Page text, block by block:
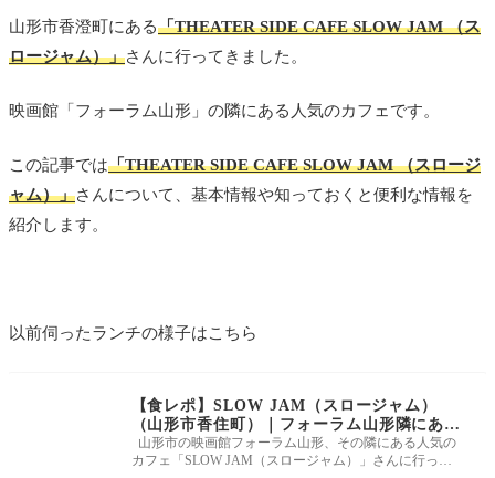
山形市香澄町にある「THEATER SIDE CAFE SLOW JAM （ス
ロージャム）」さんに行ってきました。
映画館「フォーラム山形」の隣にある人気のカフェです。
この記事では「THEATER SIDE CAFE SLOW JAM （スロージ
ャム）」さんについて、基本情報や知っておくと便利な情報を
紹介します。
以前伺ったランチの様子はこちら
【食レポ】SLOW JAM（スロージャム）
（山形市香住町）｜フォーラム山形隣にある
ローカルフードのカフェ
山形市の映画館フォーラム山形、その隣にある人気の
カフェ「SLOW JAM（スロージャム）」さんに行って